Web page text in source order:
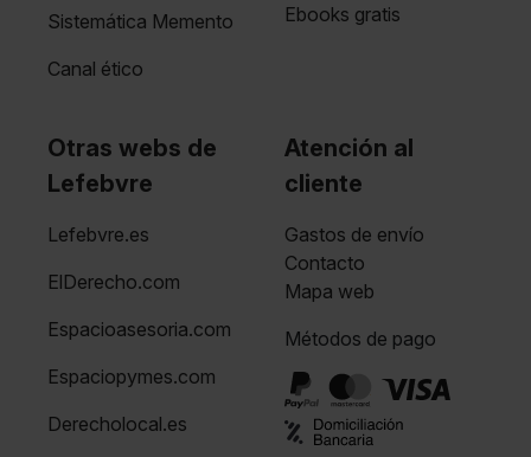
Sistemática Memento
Canal ético
Ebooks gratis
Otras webs de
Lefebvre
Lefebvre.es
ElDerecho.com
Espacioasesoria.com
Espaciopymes.com
Derecholocal.es
Atención al
cliente
Gastos de envío
Contacto
Mapa web
Métodos de pago